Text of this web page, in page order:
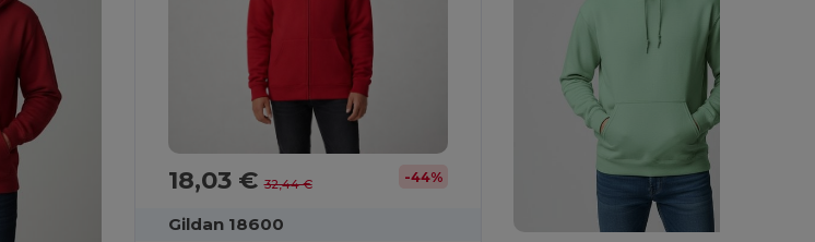
18,03 €32,44 € -44%
Gildan 18600